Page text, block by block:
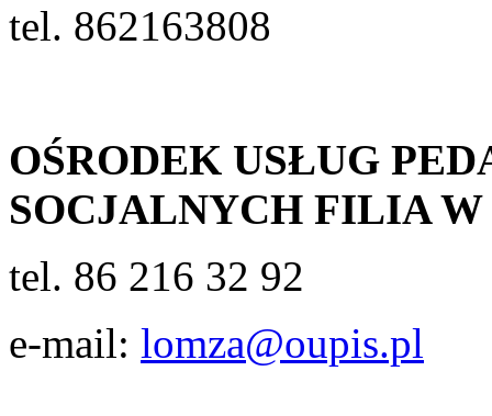
tel. 862163808
OŚRODEK USŁUG
SOCJALNYCH FILIA
tel. 86 216 32 92
e-mail: lomza@oupis.pl